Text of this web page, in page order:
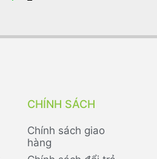
CHÍNH SÁCH
Chính sách giao
hàng